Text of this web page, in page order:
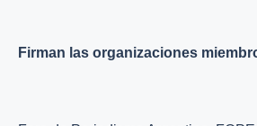
Firman las organizaciones